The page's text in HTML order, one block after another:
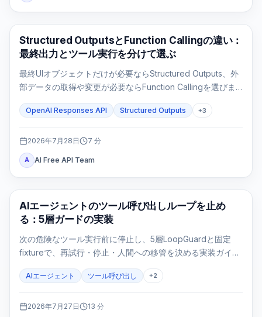
OpenAI API
Structured OutputsとFunction Callingの違い：
最終出力とツール実行を分けて選ぶ
最終UIオブジェクトだけが必要ならStructured Outputs、外
部データの取得や変更が必要ならFunction Callingを選びま
答が必要な場合だけです。
OpenAI Responses API Structured Outputs +3
2026年7月28日 7 分
A AI Free API Team
AI API
AIエージェントのツール呼び出しループを止め
る：5層ガードの実装
次の危険なツール実行前に停止し、5層LoopGuardと固定
fixtureで、再試行・停止・人間への移管を決める実装ガイ
AIエージェント ツール呼び出し +2
2026年7月27日 13 分